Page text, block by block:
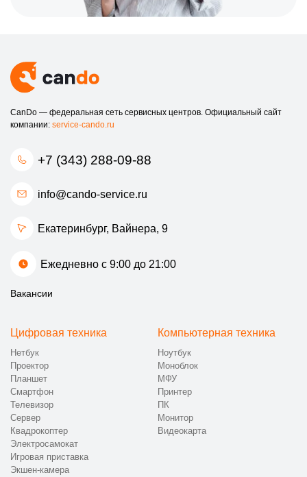
CanDo — федеральная сеть сервисных центров. Официальный сайт
компании: service-cando.ru
+7 (343) 288-09-88
info@cando-service.ru
Екатеринбург, ​Вайнера, 9
Ежедневно с 9:00 до 21:00
Вакансии
Цифровая техника
Нетбук
Проектор
Планшет
Смартфон
Телевизор
Сервер
Квадрокоптер
Электросамокат
Игровая приставка
Экшен-камера
Компьютерная техника
Ноутбук
Моноблок
МФУ
Принтер
ПК
Монитор
Видеокарта